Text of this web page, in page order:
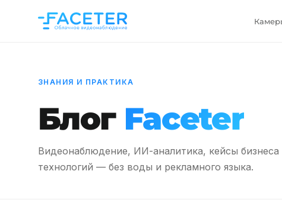
ЗНАНИЯ И ПРАКТИКА
Блог Faceter
Видеонаблюдение, ИИ-аналитика, кейсы бизнеса
технологий — без воды и рекламного языка.